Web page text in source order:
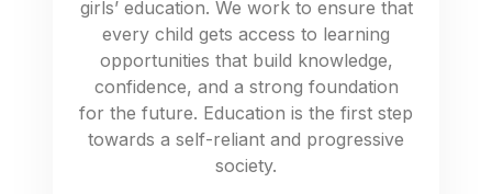
girls’ education. We work to ensure that
every child gets access to learning
opportunities that build knowledge,
confidence, and a strong foundation
for the future. Education is the first step
towards a self-reliant and progressive
society.